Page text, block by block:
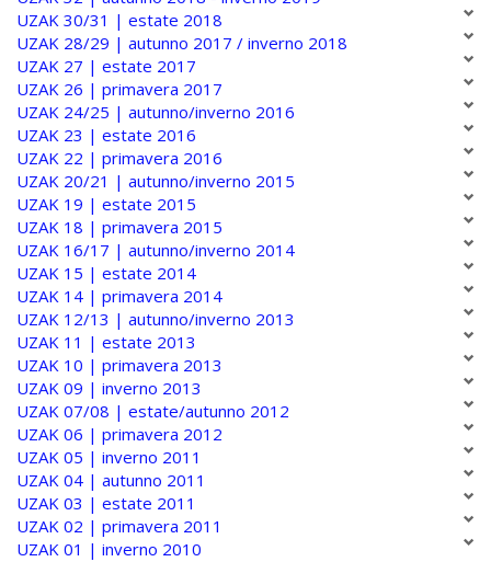
UZAK 30/31 | estate 2018
UZAK 28/29 | autunno 2017 / inverno 2018
UZAK 27 | estate 2017
UZAK 26 | primavera 2017
UZAK 24/25 | autunno/inverno 2016
UZAK 23 | estate 2016
UZAK 22 | primavera 2016
UZAK 20/21 | autunno/inverno 2015
UZAK 19 | estate 2015
UZAK 18 | primavera 2015
UZAK 16/17 | autunno/inverno 2014
UZAK 15 | estate 2014
UZAK 14 | primavera 2014
UZAK 12/13 | autunno/inverno 2013
UZAK 11 | estate 2013
UZAK 10 | primavera 2013
UZAK 09 | inverno 2013
UZAK 07/08 | estate/autunno 2012
UZAK 06 | primavera 2012
UZAK 05 | inverno 2011
UZAK 04 | autunno 2011
UZAK 03 | estate 2011
UZAK 02 | primavera 2011
UZAK 01 | inverno 2010